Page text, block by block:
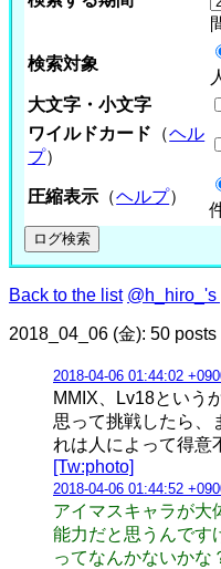
検索対象
大文字・小文字
ワイルドカード （ヘル
プ）
圧縮表示 （ヘルプ）
Back to the list
2018_04_06 (金): 50 posts
2018-04-06 01:44:02
MMIX、Lv18という
思って挑戦したら、
れは人によって得意
[Tw:photo]
2018-04-06 01:44:52
アイマスキャラが大
能力だと思うんです
ってなんかないかな